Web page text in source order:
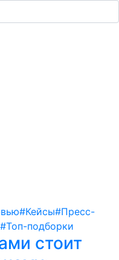
#Кейсы#Пресс-
#Топ-подборки
стоит